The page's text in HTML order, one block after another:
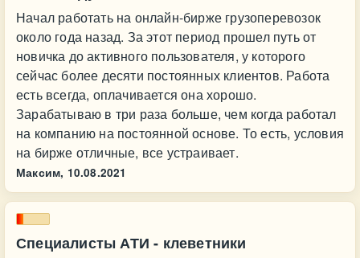
Начал работать на онлайн-бирже грузоперевозок
около года назад. За этот период прошел путь от
новичка до активного пользователя, у которого
сейчас более десяти постоянных клиентов. Работа
есть всегда, оплачивается она хорошо.
Зарабатываю в три раза больше, чем когда работал
на компанию на постоянной основе. То есть, условия
на бирже отличные, все устраивает.
Максим, 10.08.2021
Специалисты АТИ - клеветники